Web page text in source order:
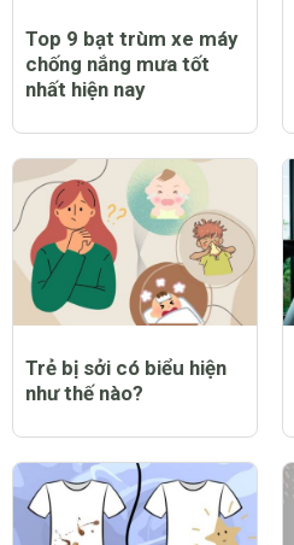
Top 9 bạt trùm xe máy
chống nắng mưa tốt
nhất hiện nay
Trẻ bị sởi có biểu hiện
như thế nào?